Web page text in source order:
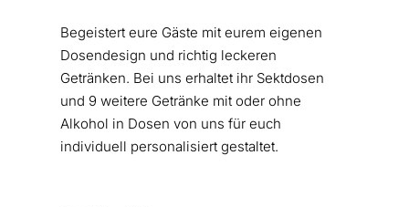
Begeistert eure Gäste mit eurem eigenen
Dosendesign und richtig leckeren
Getränken. Bei uns erhaltet ihr Sektdosen
und 9 weitere Getränke mit oder ohne
Alkohol in Dosen von uns für euch
individuell personalisiert gestaltet.